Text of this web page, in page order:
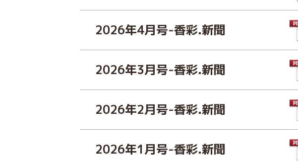
2026年4月号-香彩.新聞
2026年3月号-香彩.新聞
2026年2月号-香彩.新聞
2026年1月号-香彩.新聞